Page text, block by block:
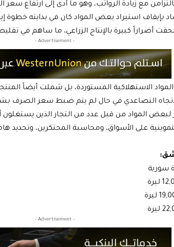
مع زيادة الرواتب، وهو ما أدى إلى ارتفاع
بإيقاف استيراد بعض المواد كان في بدايته خطوة
أضراراً كبيرة بالإنتاج الزراعي، ما ساهم
- Advertisement -
الاستهلاكية المستوردة، بل شملت أيضاً
التصاعدي في حال لم يتم ضبط سعر الصرف
لبعض المواد من قبل عدد من التجار الذين
على الأسواق، ومحاسبة المحتكرين،
- Advertisement -